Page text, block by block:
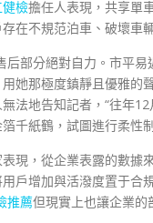
檢擔任人表現，共享單
在不規范泊車、破壞車
后部分絕對自力。市平
她那極度鎮靜且優雅的
法地告知記者，“往年
千紙鶴，試圖進行柔性
現，從企業表露的數據
戶增加與活潑度置于合
推薦但現實上也讓企業的